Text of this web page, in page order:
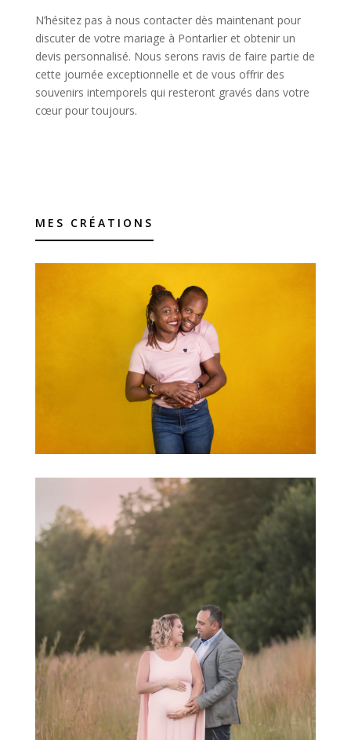
N’hésitez pas à nous contacter dès maintenant pour
discuter de votre mariage à Pontarlier et obtenir un
devis personnalisé. Nous serons ravis de faire partie de
cette journée exceptionnelle et de vous offrir des
souvenirs intemporels qui resteront gravés dans votre
cœur pour toujours.
MES CRÉATIONS